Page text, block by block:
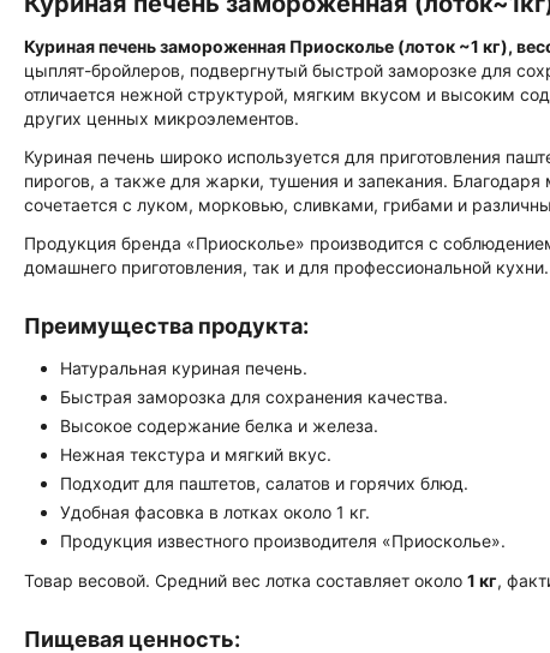
Куриная печень замороженная Приосколье (лоток ~1 кг),
цыплят-бройлеров, подвергнутый быстрой заморозке для
отличается нежной структурой, мягким вкусом и высоким
других ценных микроэлементов.
Куриная печень широко используется для приготовления
пирогов, а также для жарки, тушения и запекания. Благодаря
сочетается с луком, морковью, сливками, грибами и
Продукция бренда «Приосколье» производится с
домашнего приготовления, так и для профессиональной кухни.
Преимущества продукта:
Натуральная куриная печень.
Быстрая заморозка для сохранения качества.
Высокое содержание белка и железа.
Нежная текстура и мягкий вкус.
Подходит для паштетов, салатов и горячих блюд.
Удобная фасовка в лотках около 1 кг.
Продукция известного производителя «Приосколье».
Товар весовой. Средний вес лотка составляет около 1 кг,
Пищевая ценность: